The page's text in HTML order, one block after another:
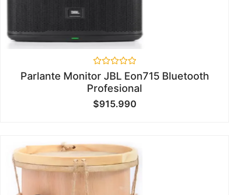
Valorado
en
0
de
5
Parlante Monitor JBL Eon715 Bluetooth
Profesional
$915.990